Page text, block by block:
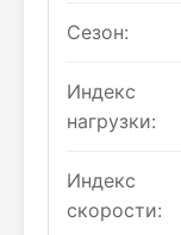
Сезон:
Индекс
нагрузки:
Индекс
скорости: